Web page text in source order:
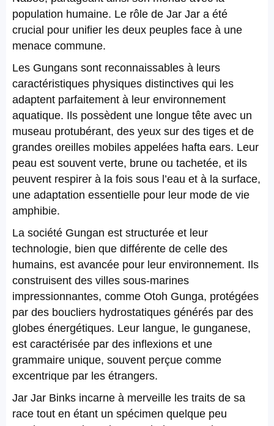
population humaine. Le rôle de Jar Jar a été
crucial pour unifier les deux peuples face à une
menace commune.
Les Gungans sont reconnaissables à leurs
caractéristiques physiques distinctives qui les
adaptent parfaitement à leur environnement
aquatique. Ils possèdent une longue tête avec un
museau protubérant, des yeux sur des tiges et de
grandes oreilles mobiles appelées hafta ears. Leur
peau est souvent verte, brune ou tachetée, et ils
peuvent respirer à la fois sous l’eau et à la surface,
une adaptation essentielle pour leur mode de vie
amphibie.
La société Gungan est structurée et leur
technologie, bien que différente de celle des
humains, est avancée pour leur environnement. Ils
construisent des villes sous-marines
impressionnantes, comme Otoh Gunga, protégées
par des boucliers hydrostatiques générés par des
globes énergétiques. Leur langue, le gunganese,
est caractérisée par des inflexions et une
grammaire unique, souvent perçue comme
excentrique par les étrangers.
Jar Jar Binks incarne à merveille les traits de sa
race tout en étant un spécimen quelque peu